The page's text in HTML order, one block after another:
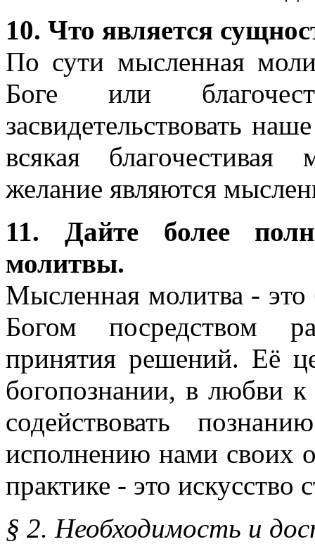
10. Что является
По сути мысленная
Боге или
засвидетельствовать
всякая благочестивая
желание являются
11. Дайте более
молитвы.
Мысленная молитва -
Богом посредством
принятия решений. Её
богопознании, в любви
содействовать
исполнению нами своих
практике - это искусство
§ 2. Необходимость и